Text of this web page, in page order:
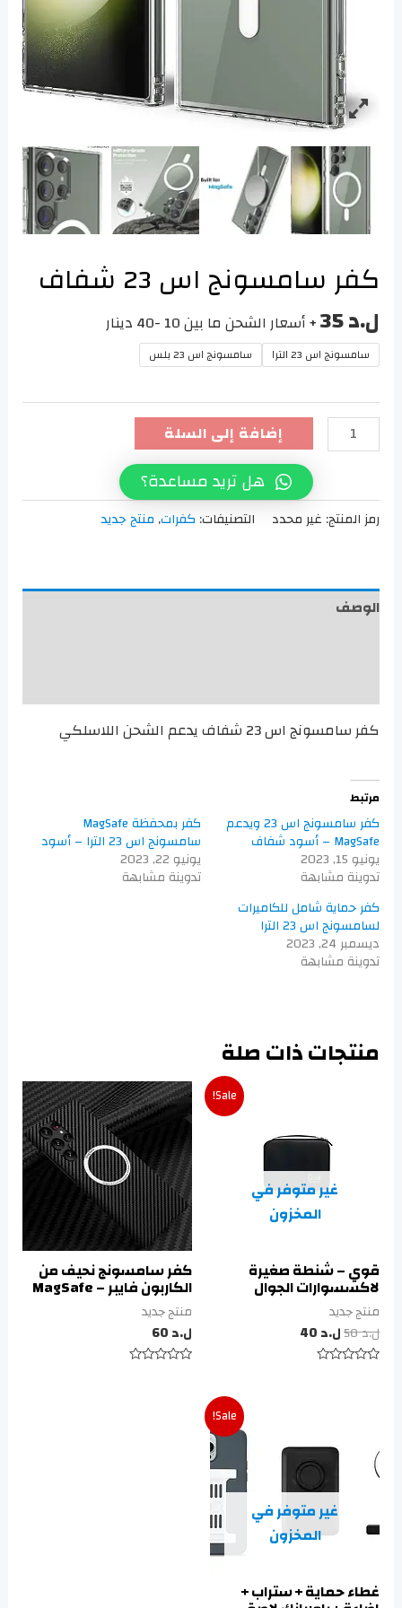
كفر سامسونج اس 23 شفاف
ل.د + أسعار الشحن ما بين 10 -40 دينار
سامسونج اس 23 الترا سامسونج اس 23 بلس
كمية
كفر
اس
23
إضافة إلى السلة
هل تريد مساعدة؟
رمز المنتج: غير محدد التصنيفات: كفرات, منتج جديد
الوصف
كفر سامسونج اس 23 شفاف يدعم الشحن اللاسلكي
مرتبط
كفر سامسونج اس 23 ويدعم
MagSafe – أسود شفاف
يونيو 15, 2023
تدوينة مشابهة
كفر بمحفظة MagSafe
سامسونج اس 23 الترا – أسود
يونيو 22, 2023
تدوينة مشابهة
كفر حماية شامل للكاميرات
لسامسونج اس 23 الترا
ديسمبر 24, 2023
تدوينة مشابهة
منتجات ذات صلة
Sale!
غير متوفر في
المخزون
قوي – شنطة صغيرة
لاكسسوارات الجوال
منتج جديد
ل.د50 ل.د
كفر سامسونج نحيف من
الكاربون فايبر – MagSafe
منتج جديد
ل.د
Sale!
غير متوفر في
المخزون
غطاء حماية + ستراب +